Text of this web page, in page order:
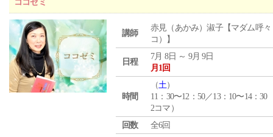
ココゼミ
講師
赤見（あかみ）淑子【マダム呼々
コ）】
日程
7月 8日 ～ 9月 9日
月1回
時間
（土）
11：30〜12：50／13：10〜14：30
2コマ）
回数
全6回